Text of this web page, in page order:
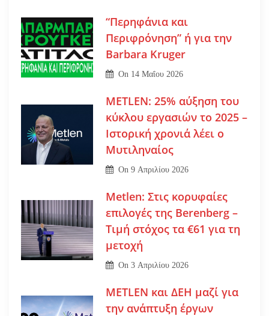
“Περηφάνια και
Περιφρόνηση” ή για την
Barbara Kruger
On 14 Μαΐου 2026
METLEN: 25% αύξηση του
κύκλου εργασιών το 2025 –
Ιστορική χρονιά λέει ο
Μυτιληναίος
On9 Απριλίου 2026
Metlen: Στις κορυφαίες
επιλογές της Berenberg –
Τιμή στόχος τα €61 για τη
μετοχή
On3 Απριλίου 2026
METLEN και ΔΕΗ μαζί για
την ανάπτυξη έργων